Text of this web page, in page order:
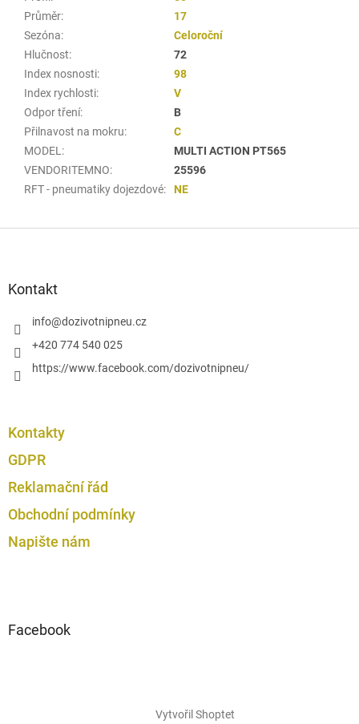
Průměr:
17
Sezóna:
Celoroční
Hlučnost:
72
Index nosnosti:
98
Index rychlosti:
V
Odpor tření:
B
Přilnavost na mokru:
C
MODEL :
MULTI ACTION PT565
VENDORITEMNO:
25596
RFT - pneumatiky dojezdové: NE
Kontakt
info@dozivotnipneu.cz
+420 774 540 025
https://www.facebook.com/dozivotnipneu/
Kontakty
GDPR
Reklamační řád
Obchodní podmínky
Napište nám
Facebook
Vytvořil Shoptet